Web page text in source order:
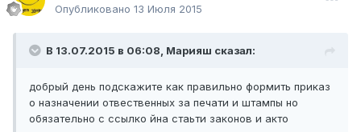
Опубликовано 13 Июля 2015
В 13.07.2015 в 06:08, Марияш сказал:
добрый день подскажите как правильно формить приказ
о назначении отвественных за печати и штампы но
обязательно с ссылко йна стаьти законов и акто